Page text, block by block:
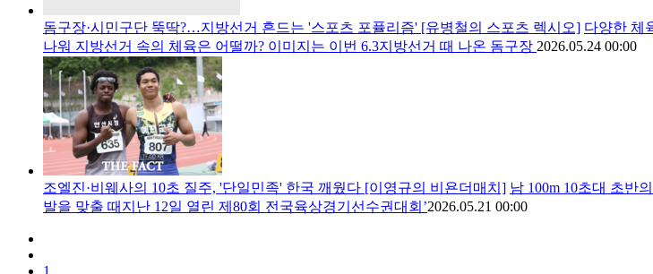
돔구장·시민구단 뚝딱?…지방선거 흔드는 '스포츠 포퓰리즘' [유병철의 스포츠 렉시오] 다양한 체
나워 지방선거 속의 체육은 어떨까? 이미지는 이번 6.3지방선거 때 나온 돔구장 2026.05.24 00:00
조엘진·비웨사의 10초 질주, '단일민족' 한국 깨웠다 [이영규의 비욘더매치] 남 100m 10초대 초반
발을 맞출 때지난 12일 열린 제80회 전국육상경기선수권대회’2026.05.21 00:00
1